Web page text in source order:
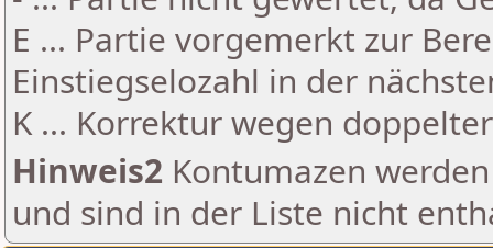
E ... Partie vorgemerkt zur
Einstiegselozahl in der
K ... Korrektur wegen
Hinweis2 Kontumazen
und sind in der Liste nicht